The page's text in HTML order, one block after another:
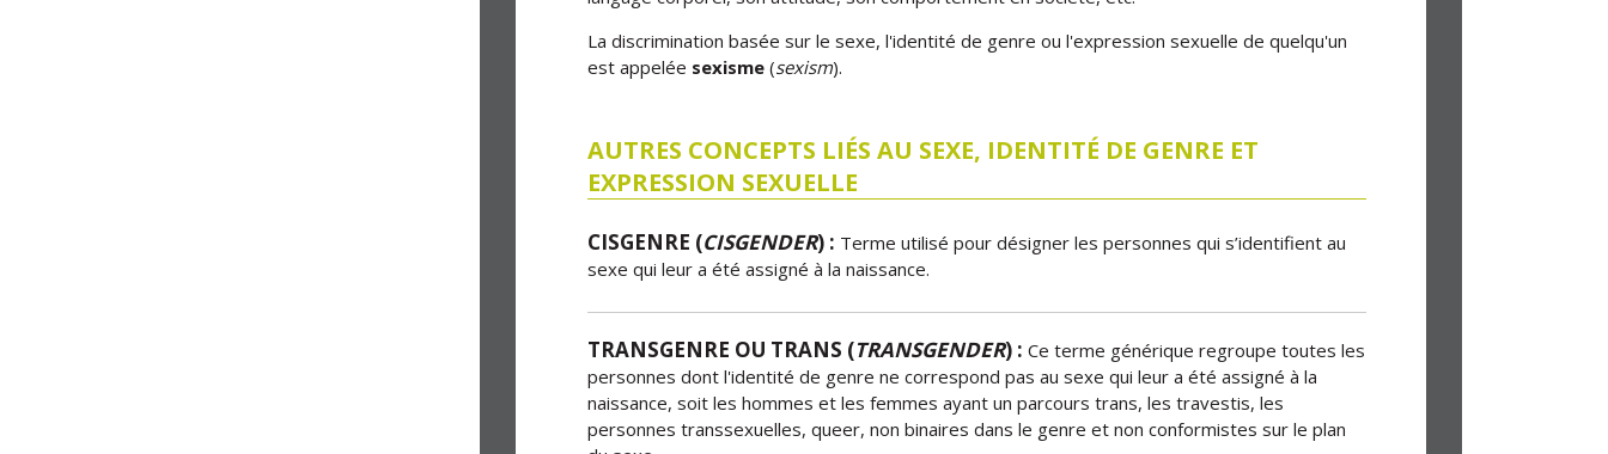
La discrimination basée sur le sexe, l'identité de genre ou l'expression sexuelle de quelqu'un
est appelée sexisme(sexism).
AUTRES CONCEPTS LIÉS AU SEXE, IDENTITÉ DE GENRE ET
EXPRESSION SEXUELLE
CISGENRE (CISGENDER) : Terme utilisé pour désigner les personnes qui s’identifient au
sexe qui leur a été assigné à la naissance.
TRANSGENRE OU TRANS (TRANSGENDER) : Ce terme générique regroupe toutes les
personnes dont l'identité de genre ne correspond pas au sexe qui leur a été assigné à la
naissance, soit les hommes et les femmes ayant un parcours trans, les travestis, les
personnes transsexuelles, queer, non binaires dans le genre et non conformistes sur le plan